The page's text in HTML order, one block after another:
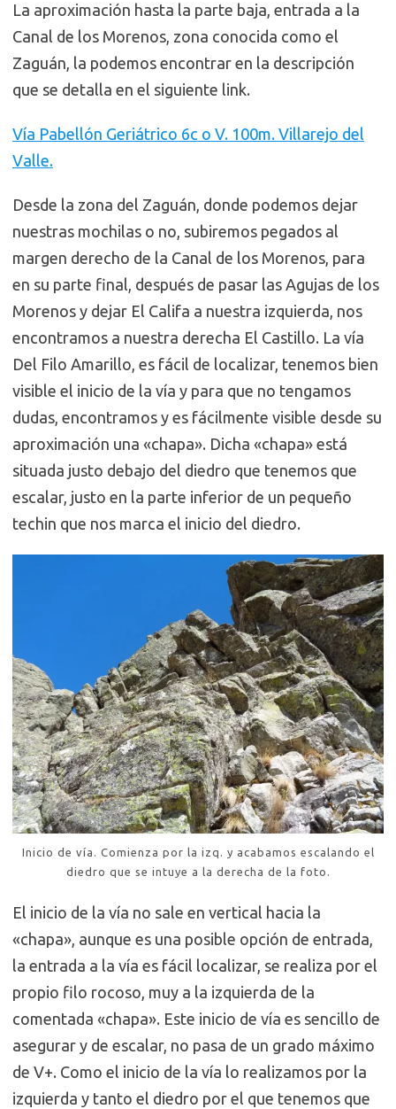
La aproximación hasta la parte baja, entrada a la
Canal de los Morenos, zona conocida como el
Zaguán, la podemos encontrar en la descripción
que se detalla en el siguiente link.
Vía Pabellón Geriátrico 6c o V. 100m. Villarejo del
Valle.
Desde la zona del Zaguán, donde podemos dejar
nuestras mochilas o no, subiremos pegados al
margen derecho de la Canal de los Morenos, para
en su parte final, después de pasar las Agujas de los
Morenos y dejar El Califa a nuestra izquierda, nos
encontramos a nuestra derecha El Castillo. La vía
Del Filo Amarillo, es fácil de localizar, tenemos bien
visible el inicio de la vía y para que no tengamos
dudas, encontramos y es fácilmente visible desde su
aproximación una «chapa». Dicha «chapa» está
situada justo debajo del diedro que tenemos que
escalar, justo en la parte inferior de un pequeño
techin que nos marca el inicio del diedro.
Inicio de vía. Comienza por la izq. y acabamos escalando el
diedro que se intuye a la derecha de la foto.
El inicio de la vía no sale en vertical hacia la
«chapa», aunque es una posible opción de entrada,
la entrada a la vía es fácil localizar, se realiza por el
propio filo rocoso, muy a la izquierda de la
comentada «chapa». Este inicio de vía es sencillo de
asegurar y de escalar, no pasa de un grado máximo
de V+. Como el inicio de la vía lo realizamos por la
izquierda y tanto el diedro por el que tenemos que